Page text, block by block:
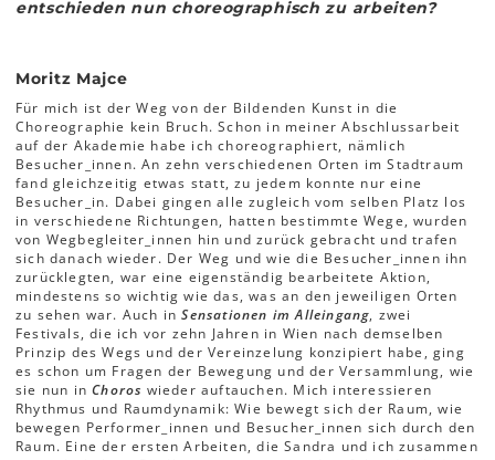
entschieden nun choreographisch zu arbeiten?
Moritz Majce
Für mich ist der Weg von der Bildenden Kunst in die
Choreographie kein Bruch. Schon in meiner Abschlussarbeit
auf der Akademie habe ich choreographiert, nämlich
Besucher_innen. An zehn verschiedenen Orten im Stadtraum
fand gleichzeitig etwas statt, zu jedem konnte nur eine
Besucher_in. Dabei gingen alle zugleich vom selben Platz los
in verschiedene Richtungen, hatten bestimmte Wege, wurden
von Wegbegleiter_innen hin und zurück gebracht und trafen
sich danach wieder. Der Weg und wie die Besucher_innen ihn
zurücklegten, war eine eigenständig bearbeitete Aktion,
mindestens so wichtig wie das, was an den jeweiligen Orten
zu sehen war. Auch inSensationen im Alleingang, zwei
Festivals, die ich vor zehn Jahren in Wien nach demselben
Prinzip des Wegs und der Vereinzelung konzipiert habe, ging
es schon um Fragen der Bewegung und der Versammlung, wie
sie nun inChoros wieder auftauchen. Mich interessieren
Rhythmus und Raumdynamik: Wie bewegt sich der Raum, wie
bewegen Performer_innen und Besucher_innen sich durch den
Raum. Eine der ersten Arbeiten, die Sandra und ich zusammen